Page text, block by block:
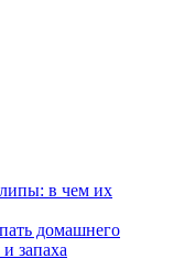
в чем их
домашнего
запаха